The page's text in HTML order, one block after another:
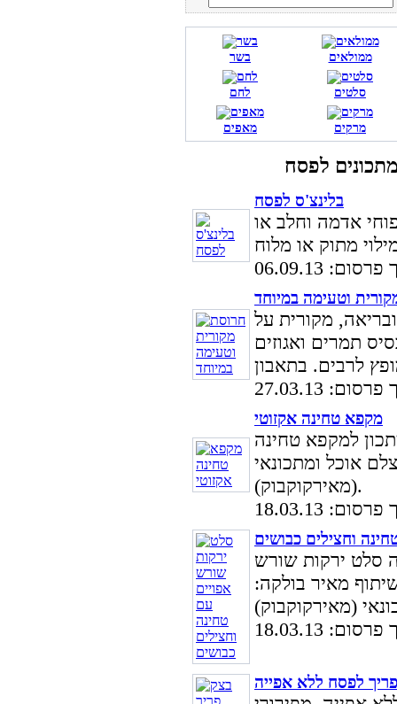
בשר ממולאים
לחם סלטים
מאפים מרקים
בלינצ'ס לפסח
אדמה וחלב או
06.09.13
וטעימה במיוחד
מקורית על
27.03.13
מקפא טחינה אקזוטי
למקפא טחינה
אוכל ומתכונאי
(מאירקוקבוק).
18.03.13
וחצילים כבושים
סלט ירקות שורש
מאיר בולקה:
18.03.13
לפסח ללא אפייה